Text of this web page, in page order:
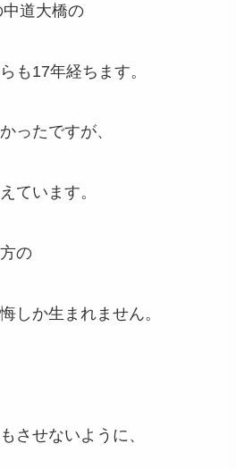
道大橋の
も17年経ちます。
ったですが、
ています。
の
しか生まれません。
させないように、